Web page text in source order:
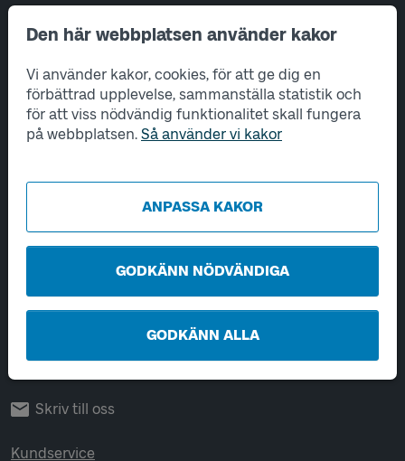
Den här webbplatsen använder kakor
Vi använder kakor, cookies, för att ge dig en
förbättrad upplevelse, sammanställa statistik och
för att viss nödvändig funktionalitet skall fungera
på webbplatsen. Så använder vi kakor
ANPASSA KAKOR
GODKÄNN NÖDVÄNDIGA
GODKÄNN ALLA
Sidfotsnavigering
Om oss
Tjänster
Hantering av personuppgifter
Öppet vardagar 06-22.
Helger och helgdagar 08-22.
Chatta
Ring 0771-41 43 00
Skriv till oss
Kundservice